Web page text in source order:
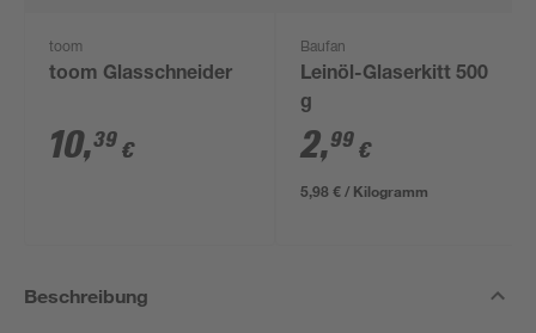
toom
toom Glasschneider
10,39 €
Baufan
Leinöl-Glaserkitt 500
g
2,99 €
5,98 € / Kilogramm
Beschreibung